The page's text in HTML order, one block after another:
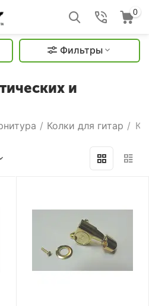
0
Фильтры
и
/ Колки для гитар /